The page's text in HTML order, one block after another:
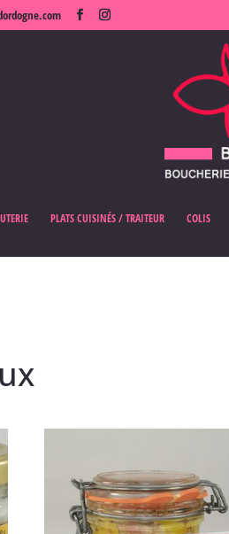
PLATS CUISINÉS / TRAITEUR COLIS